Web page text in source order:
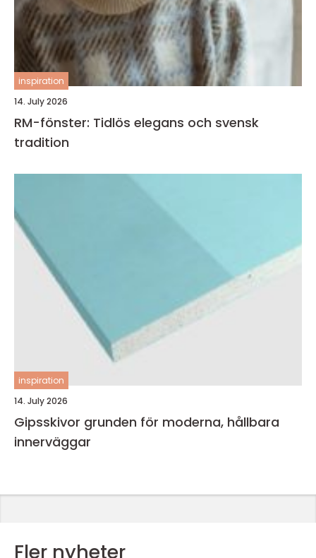
inspiration
14. July 2026
RM-fönster: Tidlös elegans och svensk
tradition
inspiration
14. July 2026
Gipsskivor grunden för moderna, hållbara
innerväggar
Fler nyheter